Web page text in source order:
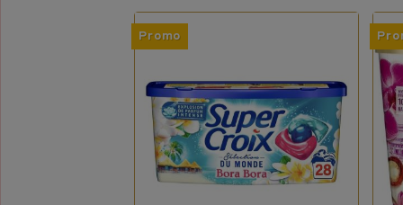
Promo